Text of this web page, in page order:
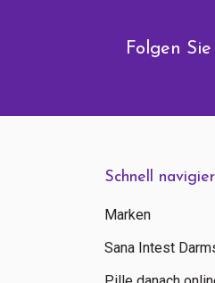
Folgen
Schnell
Marken
Sana Intest